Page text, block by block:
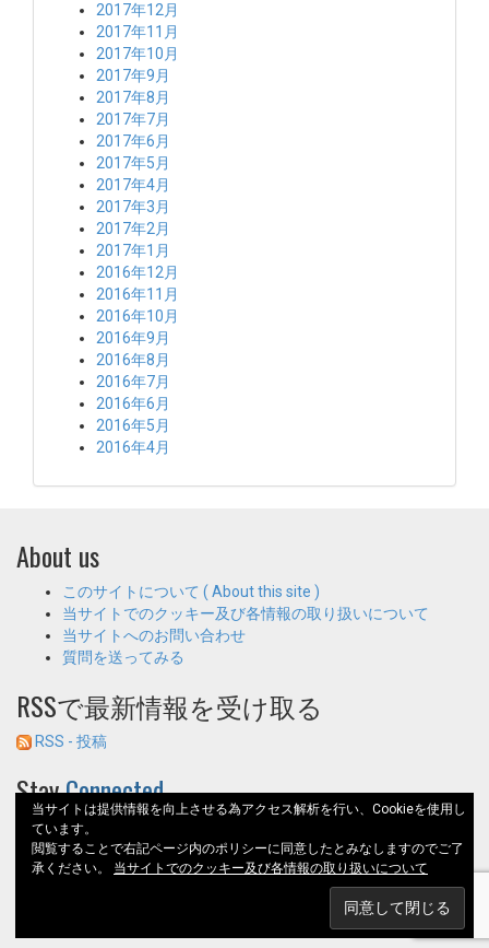
2017年12月
2017年11月
2017年10月
2017年9月
2017年8月
2017年7月
2017年6月
2017年5月
2017年4月
2017年3月
2017年2月
2017年1月
2016年12月
2016年11月
2016年10月
2016年9月
2016年8月
2016年7月
2016年6月
2016年5月
2016年4月
About us
このサイトについて ( About this site )
当サイトでのクッキー及び各情報の取り扱いについて
当サイトへのお問い合わせ
質問を送ってみる
RSSで最新情報を受け取る
RSS - 投稿
StayConnected
テーマ: WP Knowledge Base ／ 作成者:
当サイトは提供情報を向上させる為アクセス解析を行い、Cookieを使用し
ています。
閲覧することで右記ページ内のポリシーに同意したとみなしますのでご了
承ください。 当サイトでのクッキー及び各情報の取り扱いについて